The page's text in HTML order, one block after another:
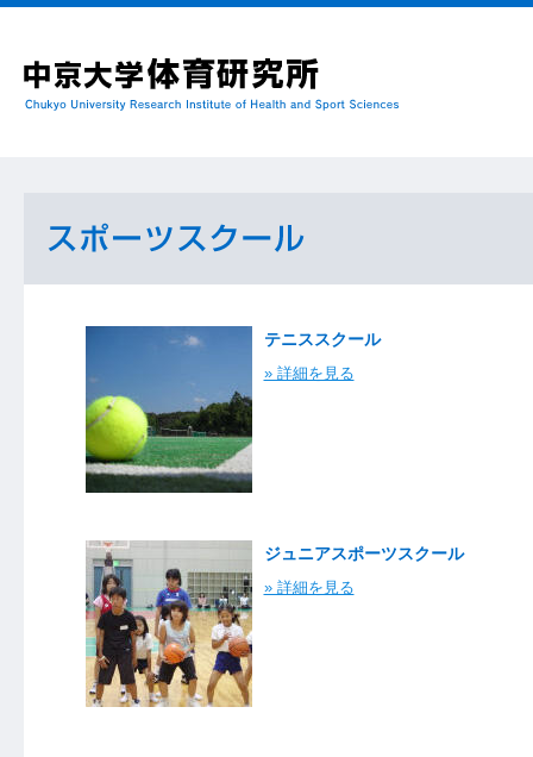
テニススクール
» 詳細を見る
ジュニアスポーツスクール
» 詳細を見る